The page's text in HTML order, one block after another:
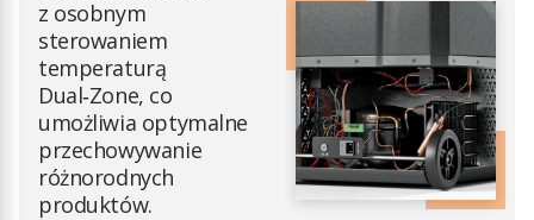
z osobnym
sterowaniem
temperaturą
Dual‑Zone, co
umożliwia optymalne
przechowywanie
różnorodnych
produktów.